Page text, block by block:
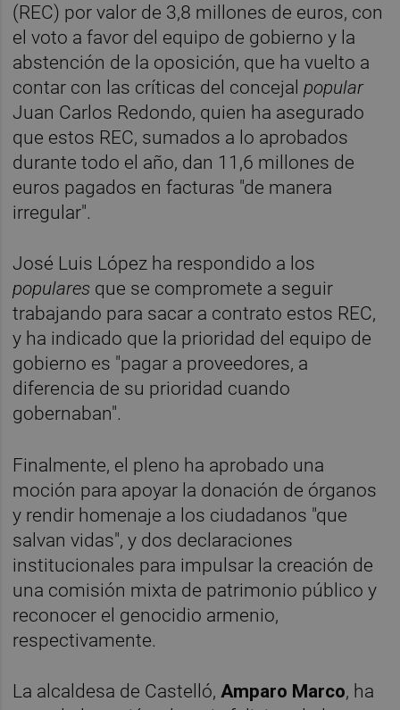
(REC) por valor de 3,8 millones de euros, con
el voto a favor del equipo de gobierno y la
abstención de la oposición, que ha vuelto a
contar con las críticas del concejalpopular
Juan Carlos Redondo, quien ha asegurado
que estos REC, sumados a lo aprobados
durante todo el año, dan 11,6 millones de
euros pagados en facturas "de manera
irregular".
José Luis López ha respondido a los
populares que se compromete a seguir
trabajando para sacar a contrato estos REC,
y ha indicado que la prioridad del equipo de
gobierno es "pagar a proveedores, a
diferencia de su prioridad cuando
gobernaban".
Finalmente, el pleno ha aprobado una
moción para apoyar la donación de órganos
y rendir homenaje a los ciudadanos "que
salvan vidas", y dos declaraciones
institucionales para impulsar la creación de
una comisión mixta de patrimonio público y
reconocer el genocidio armenio,
respectivamente.
La alcaldesa de Castelló, Amparo Marco, ha